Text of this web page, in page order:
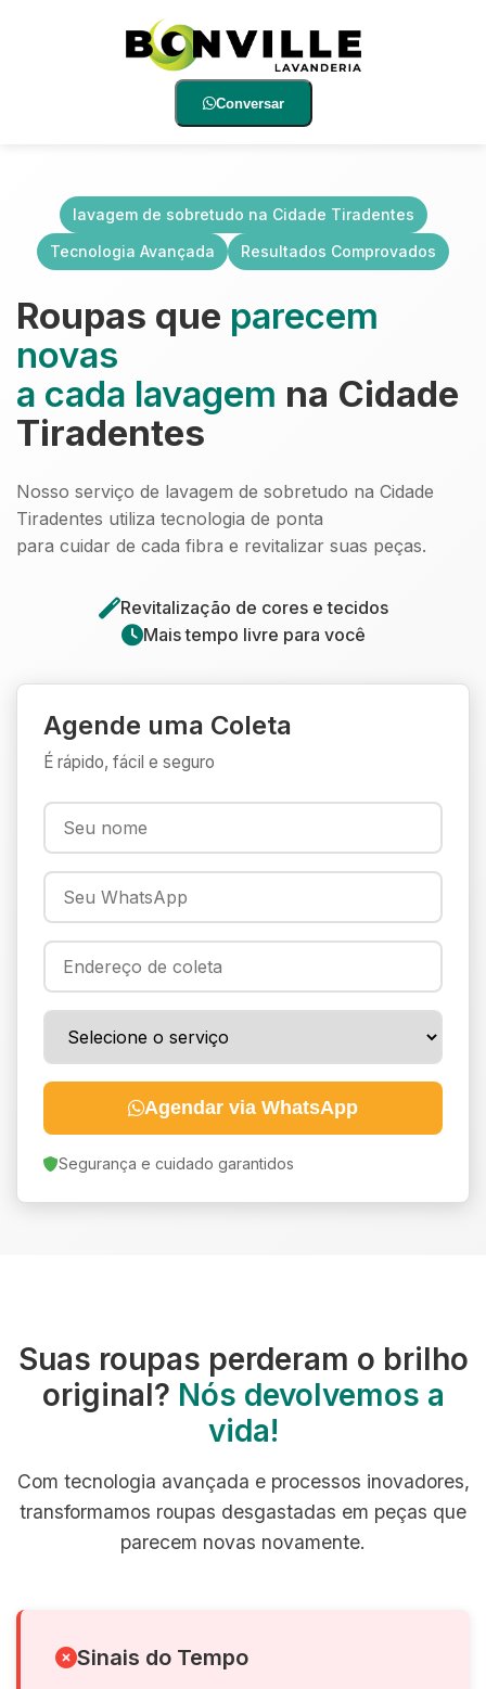
Conversar
lavagem de sobretudo na Cidade Tiradentes
Tecnologia Avançada
Resultados Comprovados
Roupas que parecem
novas
a cada lavagem na Cidade
Tiradentes
Nosso serviço de lavagem de sobretudo na Cidade
Tiradentes utiliza tecnologia de ponta
para cuidar de cada fibra e revitalizar suas peças.
Revitalização de cores e tecidos
Mais tempo livre para você
Agende uma Coleta
É rápido, fácil e seguro
Agendar via WhatsApp
Segurança e cuidado garantidos
Suas roupas perderam o brilho
original? Nós devolvemos a
vida!
Com tecnologia avançada e processos inovadores,
transformamos roupas desgastadas em peças que
parecem novas novamente.
Sinais do Tempo